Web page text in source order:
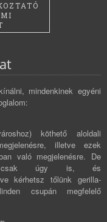
mindenkinek egyéni
köthető aloldali
illetve ezek
való megjelenésre. De
csak úgy is, és
kérhetsz tőlünk gerilla-
csupán megfelelő